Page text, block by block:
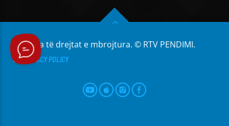
Të gjitha të drejtat e mbrojtura. © RTV PENDIMI.
PRIVACY POLICY